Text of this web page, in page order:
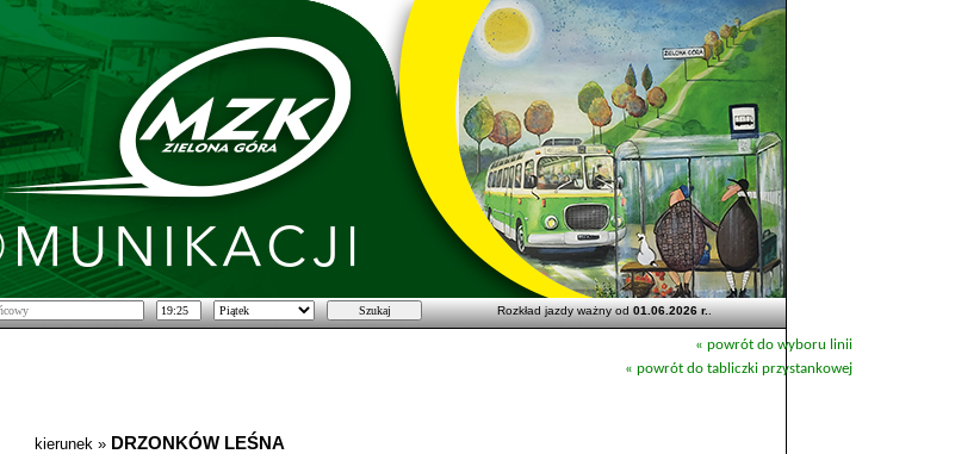
Rozkład jazdy ważny od01.06.2026 r..
« powrót do wyboru linii
« powrót do tabliczki przystankowej
kierunek » DRZONKÓW LEŚNA